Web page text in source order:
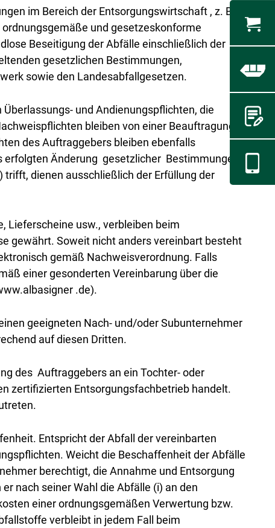
im Bereich der Entsorgungswirtschaft , z. B
und gesetzeskonforme
Beseitigung der Abfälle einschließlich der
gesetzlichen Bestimmungen,
sowie den Landesabfallgesetzen.
und Andienungspflichten, die
bleiben von einer Beauftragung
des Auftraggebers bleiben ebenfalls
Änderung gesetzlicher Bestimmungen)
dienen ausschließlich der Erfüllung der
Lieferscheine usw., verbleiben beim
gewährt. Soweit nicht anders vereinbart besteht
gemäß Nachweisverordnung. Falls
einer gesonderten Vereinbarung über die
.de).
geeigneten Nach- und/oder Subunternehmer
auf diesen Dritten.
des Auftraggebers an ein Tochter- oder
zertifizierten Entsorgungsfachbetrieb handelt.
Entspricht der Abfall der vereinbarten
Weicht die Beschaffenheit der Abfälle
berechtigt, die Annahme und Entsorgung
nach seiner Wahl die Abfälle (i) an den
einer ordnungsgemäßen Verwertung bzw.
verbleibt in jedem Fall beim